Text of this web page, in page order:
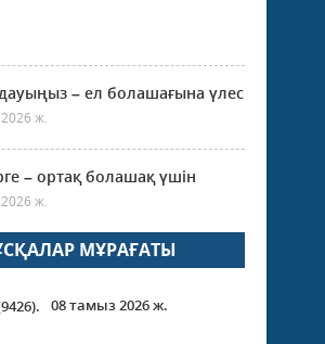
– ел болашағына үлес
ж.
– ортақ болашақ үшін
ж.
МҰРАҒАТЫ
08 тамыз 2026 ж.